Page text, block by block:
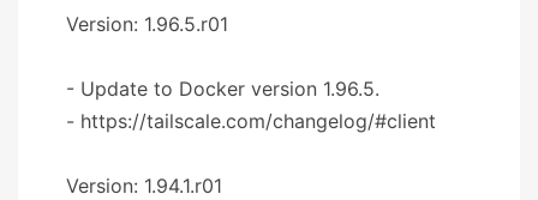
Version: 1.96.5.r01
- Update to Docker version 1.96.5.
- https://tailscale.com/changelog/#client
Version: 1.94.1.r01